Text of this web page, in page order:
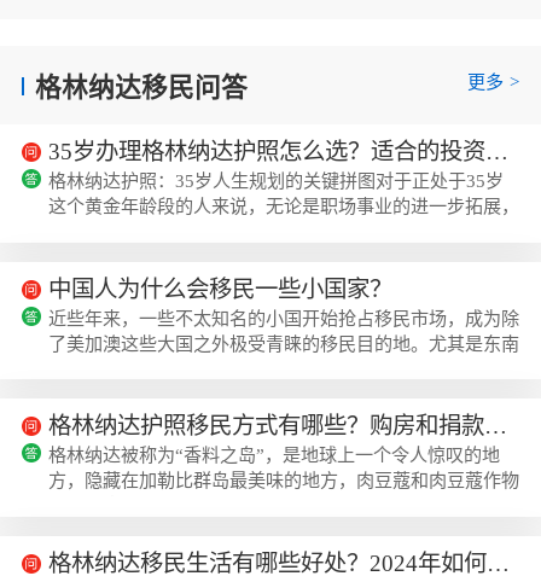
格林纳达移民问答 更多 >
35岁办理格林纳达护照怎么选？适合的投资入籍机构推荐
格林纳达护照：35岁人生规划的关键拼图对于正处于35岁
这个黄金年龄段的人来说，无论是职场事业的进一步拓展，
而是为了给未来的资产配置、子女教育或者跨国生意留一张
“备用船票”。格林纳达作为英联邦国家，其护照在加勒比地
区一直有着很高的含金量。它不仅仅是一本护照，更是一个
进入美国市场的跳板，也是税务筹划的有...
中国人为什么会移民一些小国家？
近些年来，一些不太知名的小国开始抢占移民市场，成为除
了美加澳这些大国之外极受青睐的移民目的地。尤其是东南
国?移民是人生中的大事记，人们往往会从多个层面进行考
量，涵盖移民成本、生活水平、医疗教育、税收制度等。中
国人之所以选择移民一些小国，主要包括以下几个方面：1
格林纳达护照移民方式有哪些？购房和捐款拿格林纳达护照
格林纳达被称为“香料之岛”，是地球上一个令人惊叹的地
方，隐藏在加勒比群岛最美味的地方，肉豆蔻和肉豆蔻作物
格林纳达移民生活有哪些好处？2024年如何快速移民格林纳达？